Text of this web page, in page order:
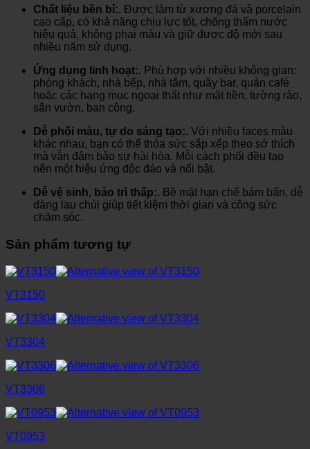
Chất liệu bền bỉ:. Được làm từ xương đá và porcelain
cao cấp, có khả năng chịu lực tốt, chống thấm nước
hiệu quả, không phai màu và giữ được độ mới sau
nhiều năm sử dụng.
Ứng dụng linh hoạt:. Phù hợp với nhiều không gian:
phòng khách, nhà bếp, nhà tắm, quầy bar, quán café
hoặc các hạng mục ngoại thất như mặt tiền, tường rào,
sân vườn, ban công.
Dễ phối màu, tự do sáng tạo:. Với nhiều faces màu
khác nhau, bạn có thể thỏa sức sắp xếp theo sở thích
mà vẫn đảm bảo sự hài hòa. Mỗi cách phối đều tạo
nên một hiệu ứng độc đáo và nổi bật.
Dễ vệ sinh, bảo trì thấp:. Bề mặt hạn chế bám bẩn, dễ
dàng lau chùi giúp tiết kiệm thời gian và công sức
chăm sóc.
Sản phẩm tương tự
VT3150
VT3304
VT3306
VT0953